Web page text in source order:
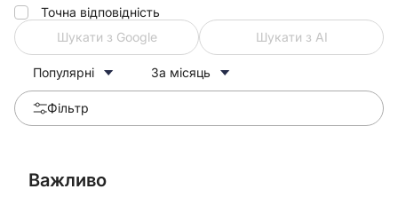
Точна відповідність
Шукати з Google
Шукати з АІ
Популярні За місяць
Фільтр
Важливо